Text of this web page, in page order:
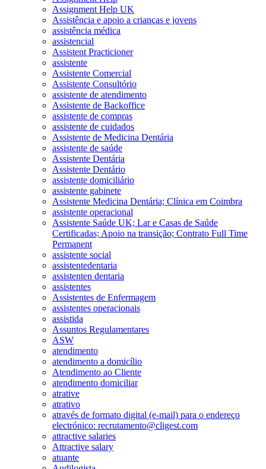
Assignment Help UK
Assistência e apoio a crianças e jovens
assistência médica
assistencial
Assistent Practicioner
assistente
Assistente Comercial
Assistente Consultório
assistente de atendimento
Assistente de Backoffice
assistente de compras
assistente de cuidados
Assistente de Medicina Dentária
assistente de saúde
Assistente Dentária
Assistente Dentário
assistente domiciliário
assistente gabinete
Assistente Medicina Dentária; Clínica em Coimbra
assistente operacional
Assistente Saúde UK; Lar e Casas de Saúde
Certificadas; Apoio na transição; Contrato Full Time
Permanent
assistente social
assistentedentaria
assistenten dentaria
assistentes
Assistentes de Enfermagem
assistentes operacionais
assistida
Assuntos Regulamentares
ASW
atendimento
atendimento a domicílio
Atendimento ao Cliente
atendimento domiciliar
atrative
atrativo
através de formato digital (e-mail) para o endereço
electrónico: recrutamento@cligest.com
attractive salaries
Attractive salary
atuante